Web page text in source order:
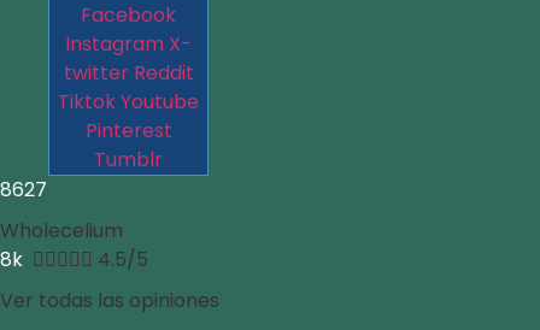
Facebook
Instagram X-
twitter Reddit
TiktokYoutube
Pinterest
Tumblr
8627
Wholecelium
8k  4.5/5
Ver todas las opiniones